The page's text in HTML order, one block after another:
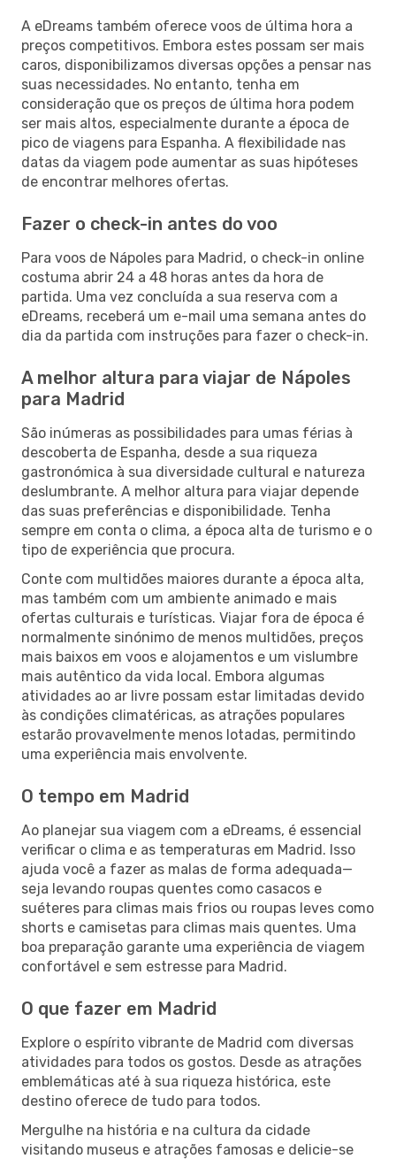
A eDreams também oferece voos de última hora a
preços competitivos. Embora estes possam ser mais
caros, disponibilizamos diversas opções a pensar nas
suas necessidades. No entanto, tenha em
consideração que os preços de última hora podem
ser mais altos, especialmente durante a época de
pico de viagens para Espanha. A flexibilidade nas
datas da viagem pode aumentar as suas hipóteses
de encontrar melhores ofertas.
Fazer o check-in antes do voo
Para voos de Nápoles para Madrid, o check-in online
costuma abrir 24 a 48 horas antes da hora de
partida. Uma vez concluída a sua reserva com a
eDreams, receberá um e-mail uma semana antes do
dia da partida com instruções para fazer o check-in.
A melhor altura para viajar de Nápoles
para Madrid
São inúmeras as possibilidades para umas férias à
descoberta de Espanha, desde a sua riqueza
gastronómica à sua diversidade cultural e natureza
deslumbrante. A melhor altura para viajar depende
das suas preferências e disponibilidade. Tenha
sempre em conta o clima, a época alta de turismo e o
tipo de experiência que procura.
Conte com multidões maiores durante a época alta,
mas também com um ambiente animado e mais
ofertas culturais e turísticas. Viajar fora de época é
normalmente sinónimo de menos multidões, preços
mais baixos em voos e alojamentos e um vislumbre
mais autêntico da vida local. Embora algumas
atividades ao ar livre possam estar limitadas devido
às condições climatéricas, as atrações populares
estarão provavelmente menos lotadas, permitindo
uma experiência mais envolvente.
O tempo em Madrid
Ao planejar sua viagem com a eDreams, é essencial
verificar o clima e as temperaturas em Madrid. Isso
ajuda você a fazer as malas de forma adequada—
seja levando roupas quentes como casacos e
suéteres para climas mais frios ou roupas leves como
shorts e camisetas para climas mais quentes. Uma
boa preparação garante uma experiência de viagem
confortável e sem estresse para Madrid.
O que fazer em Madrid
Explore o espírito vibrante de Madrid com diversas
atividades para todos os gostos. Desde as atrações
emblemáticas até à sua riqueza histórica, este
destino oferece de tudo para todos.
Mergulhe na história e na cultura da cidade
visitando museus e atrações famosas e delicie-se